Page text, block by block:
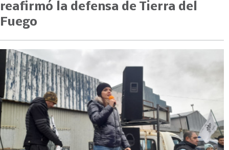
reafirmó la defensa de Tierra del
Fuego